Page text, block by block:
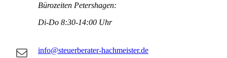
Bürozeiten Petershagen:
Di-Do 8:30-14:00 Uhr
info@steuerberater-hachmeister.de